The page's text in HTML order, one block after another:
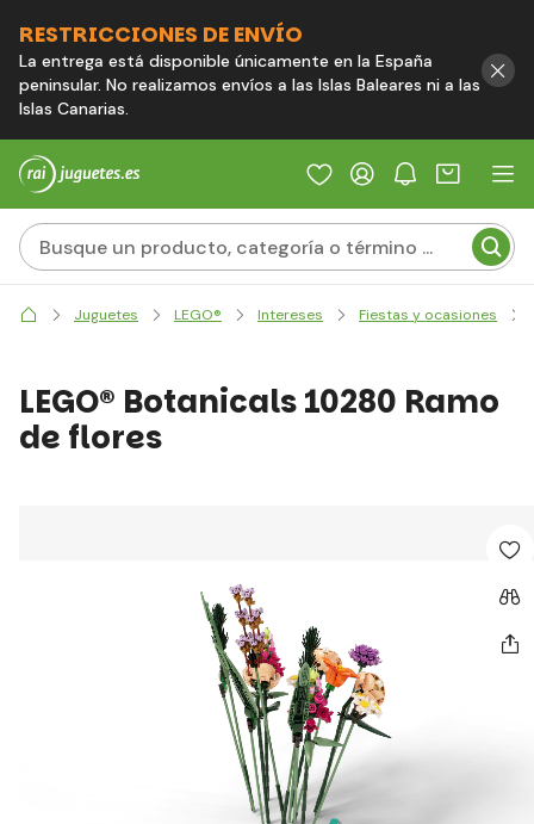
RESTRICCIONES DE ENVÍO
La entrega está disponible únicamente en la España
peninsular. No realizamos envíos a las Islas Baleares ni a las
Islas Canarias.
Juguetes LEGO® Intereses Fiestas y ocasiones
LEGO® Botanicals 10280 Ramo
de flores